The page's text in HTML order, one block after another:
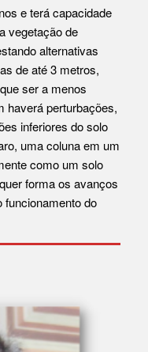
e terá capacidade
vegetação de
alternativas
de até 3 metros,
ser a menos
haverá perturbações,
inferiores do solo
uma coluna em um
como um solo
forma os avanços
do